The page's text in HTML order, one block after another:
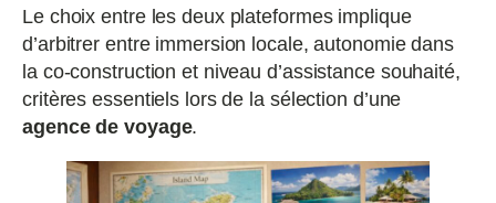
Le choix entre les deux plateformes implique
d’arbitrer entre immersion locale, autonomie dans
la co-construction et niveau d’assistance souhaité,
critères essentiels lors de la sélection d’une
agence de voyage.